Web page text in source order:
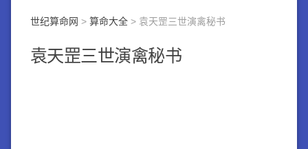
世纪算命网 > 算命大全 > 袁天罡三世演禽秘书
袁天罡三世演禽秘书